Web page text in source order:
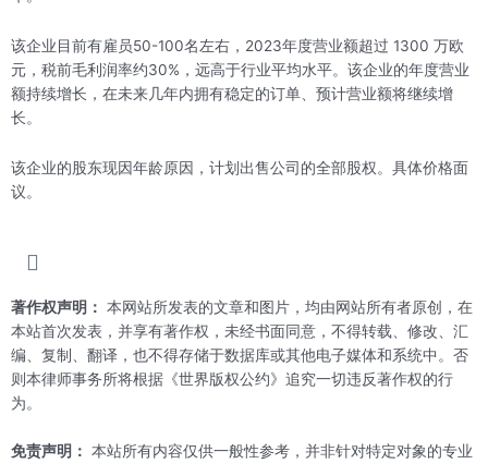
该企业目前有雇员50-100名左右，2023年度营业额超过 1300 万欧
元，税前毛利润率约30%，远高于行业平均水平。该企业的年度营业
额持续增长，在未来几年内拥有稳定的订单、预计营业额将继续增
长。
该企业的股东现因年龄原因，计划出售公司的全部股权。具体价格面
议。
著作权声明： 本网站所发表的文章和图片，均由网站所有者原创，在
本站首次发表，并享有著作权，未经书面同意，不得转载、修改、汇
编、复制、翻译，也不得存储于数据库或其他电子媒体和系统中。否
则本律师事务所将根据《世界版权公约》追究一切违反著作权的行
为。
免责声明： 本站所有内容仅供一般性参考，并非针对特定对象的专业